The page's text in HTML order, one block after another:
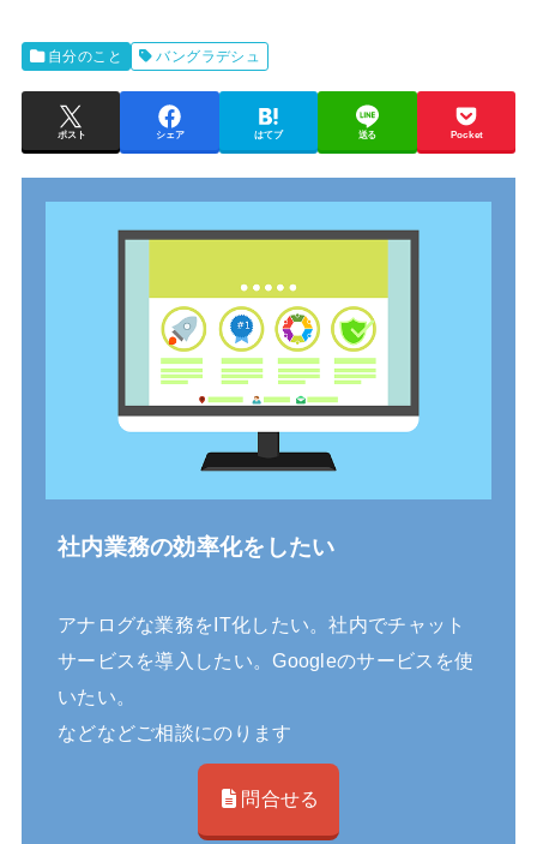
自分のこと バングラデシュ
ポスト シェア はてブ 送る Pocket
社内業務の効率化をしたい
アナログな業務をIT化したい。社内でチャット
サービスを導入したい。Googleのサービスを使
いたい。
などなどご相談にのります
問合せる